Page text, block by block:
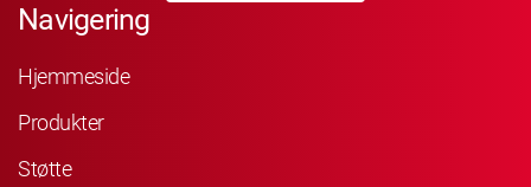
Navigering
Hjemmeside
Produkter
Støtte